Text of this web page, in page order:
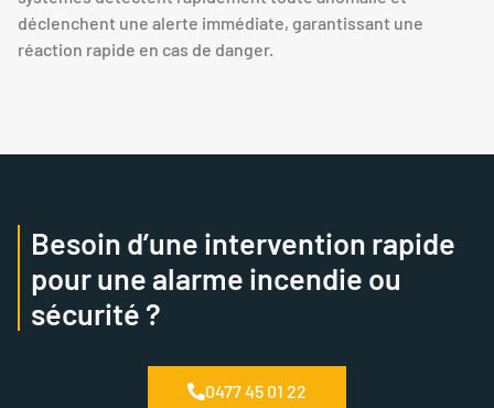
déclenchent une alerte immédiate, garantissant une
réaction rapide en cas de danger.
Besoin d’une intervention rapide
pour une alarme incendie ou
sécurité ?
0477 45 01 22